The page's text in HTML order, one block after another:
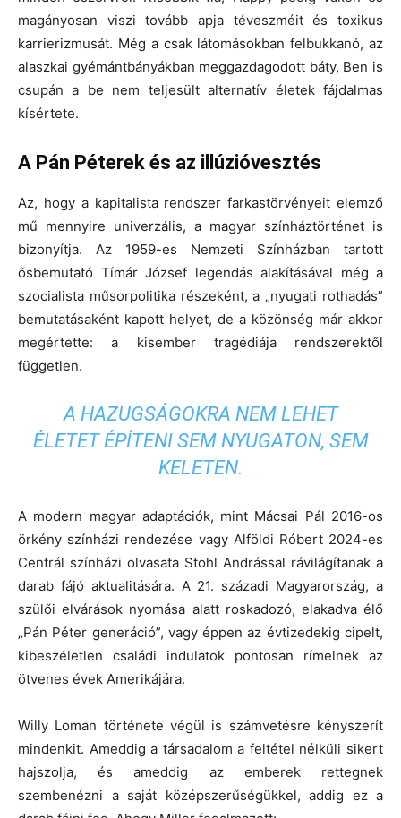
magányosan viszi tovább apja téveszméit és toxikus
karrierizmusát. Még a csak látomásokban felbukkanó, az
alaszkai gyémántbányákban meggazdagodott báty, Ben is
csupán a be nem teljesült alternatív életek fájdalmas
kísértete.
A Pán Péterek és az illúzióvesztés
Az, hogy a kapitalista rendszer farkastörvényeit elemző
mű mennyire univerzális, a magyar színháztörténet is
bizonyítja. Az 1959-es Nemzeti Színházban tartott
ősbemutató Tímár József legendás alakításával még a
szocialista műsorpolitika részeként, a „nyugati rothadás”
bemutatásaként kapott helyet, de a közönség már akkor
megértette: a kisember tragédiája rendszerektől
független.
A HAZUGSÁGOKRA NEM LEHET
ÉLETET ÉPÍTENI SEM NYUGATON, SEM
KELETEN.
A modern magyar adaptációk, mint Mácsai Pál 2016-os
örkény színházi rendezése vagy Alföldi Róbert 2024-es
Centrál színházi olvasata Stohl Andrással rávilágítanak a
darab fájó aktualitására. A 21. századi Magyarország, a
szülői elvárások nyomása alatt roskadozó, elakadva élő
„Pán Péter generáció”, vagy éppen az évtizedekig cipelt,
kibeszéletlen családi indulatok pontosan rímelnek az
ötvenes évek Amerikájára.
Willy Loman története végül is számvetésre kényszerít
mindenkit. Ameddig a társadalom a feltétel nélküli sikert
hajszolja, és ameddig az emberek rettegnek
szembenézni a saját középszerűségükkel, addig ez a